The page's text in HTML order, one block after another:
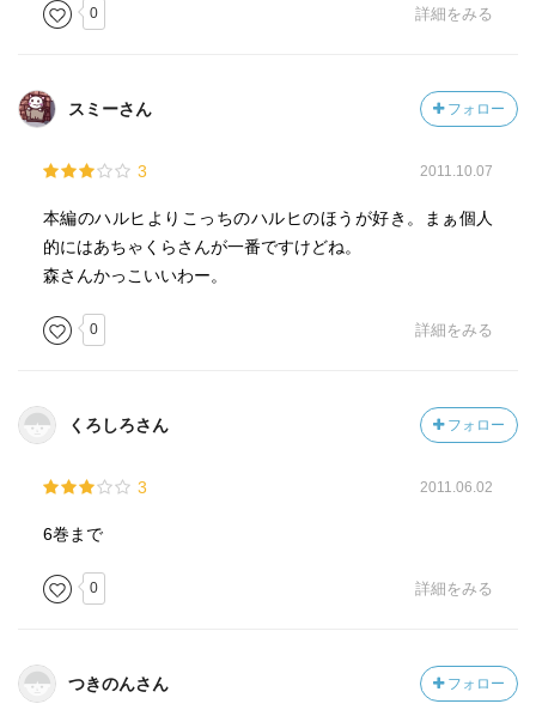
0 詳細をみる
スミーさん フォロー
3 2011.10.07
本編のハルヒよりこっちのハルヒのほうが好き。まぁ個人
的にはあちゃくらさんが一番ですけどね。
森さんかっこいいわー。
0 詳細をみる
くろしろさん フォロー
3 2011.06.02
6巻まで
0 詳細をみる
つきのんさん フォロー